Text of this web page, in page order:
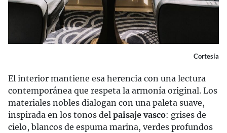
Cortesía
El interior mantiene esa herencia con una lectura
contemporánea que respeta la armonía original. Los
materiales nobles dialogan con una paleta suave,
inspirada en los tonos del paisaje vasco: grises de
cielo, blancos de espuma marina, verdes profundos